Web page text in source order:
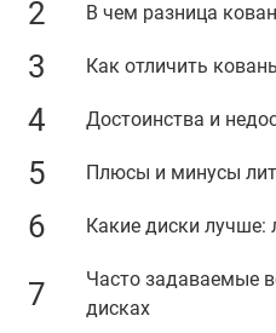
В чем разница
Как отличить
Достоинства и
Плюсы и минусы
Какие диски лучше:
Часто задаваемые
дисках